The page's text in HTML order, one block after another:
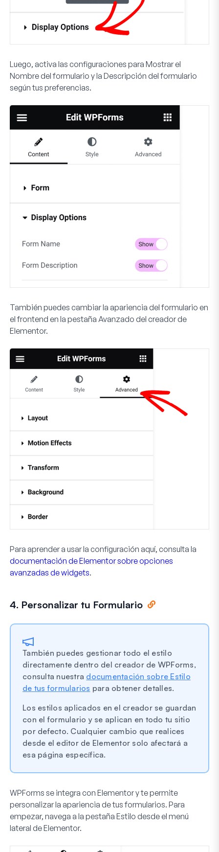
Luego, activa las configuraciones para Mostrarel
Nombre del formulario y la Descripción del formulario
según tus preferencias.
También puedes cambiar la apariencia del formulario en
el frontend en la pestaña Avanzado del creador de
Elementor.
Para aprender a usar la configuración aquí, consulta la
documentación de Elementor sobre opciones
avanzadas de widgets.
4. Personalizar tu Formulario
También puedes gestionar todo el estilo
directamente dentro del creador de WPForms,
consulta nuestra documentación sobre Estilo
de tus formularios para obtener detalles.
Los estilos aplicados en el creador se guardan
con el formulario y se aplican en todo tu sitio
por defecto. Cualquier cambio que realices
desde el editor de Elementor solo afectará a
esa página específica.
WPForms se integra con Elementor y te permite
personalizar la apariencia de tus formularios. Para
empezar, navega a la pestaña Estilo desde el menú
lateral de Elementor.